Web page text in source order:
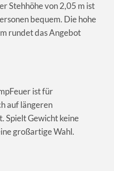
Stehhöhe von 2,05 m ist
bequem. Die hohe
rundet das Angebot
ist für
auf längeren
Spielt Gewicht keine
großartige Wahl.